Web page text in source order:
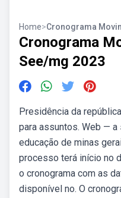
Home>Cronograma
Cronograma
See/mg 2023
Presidência da
para assuntos. Web —
educação de minas
processo terá início no
o cronograma com as
disponível no. O